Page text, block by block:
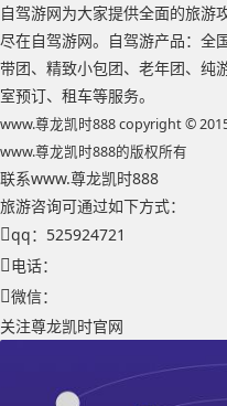
自驾游网为大家提供全面的旅游
尽在自驾游网。自驾游产品：全
带团、精致小包团、老年团、纯
室预订、租车等服务。
www.尊龙凯时888 copyright ©
www.尊龙凯时888的版权所有
联系www.尊龙凯时888
旅游咨询可通过如下方式：
qq：525924721
电话：
微信：
关注尊龙凯时官网